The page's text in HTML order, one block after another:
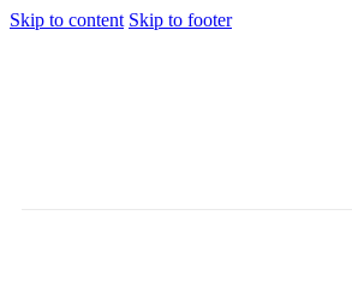
Skip to content Skip to footer